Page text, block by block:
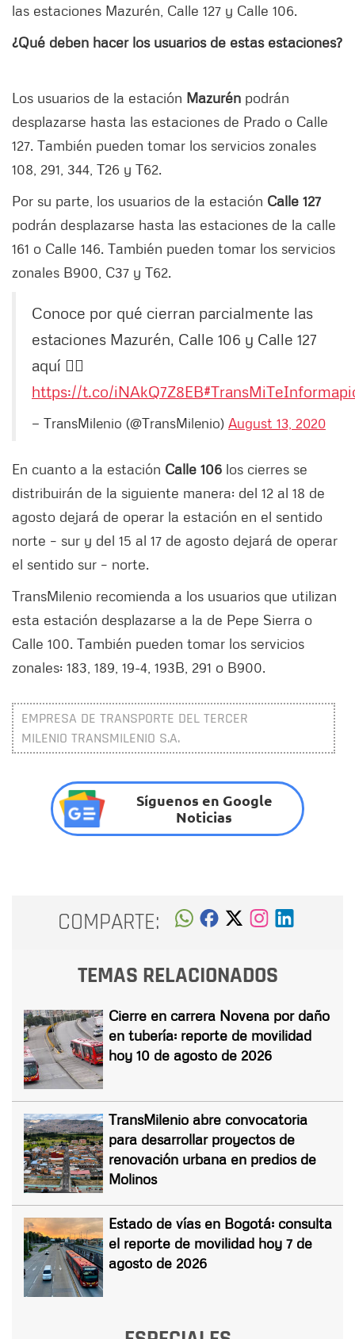
las estaciones Mazurén, Calle 127 y Calle 106.
¿Qué deben hacer los usuarios de estas estaciones?
Los usuarios de la estación Mazurén podrán
desplazarse hasta las estaciones de Prado o Calle
127. También pueden tomar los servicios zonales
108, 291, 344, T26 y T62.
Por su parte, los usuarios de la estación Calle 127
podrán desplazarse hasta las estaciones de la calle
161 o Calle 146. También pueden tomar los servicios
zonales B900, C37 y T62.
Conoce por qué cierran parcialmente las
estaciones Mazurén, Calle 106 y Calle 127
aquí 👉🏻
https://t.co/iNAkQ7Z8EB#TransMiTeInforma
— TransMilenio (@TransMilenio) August 13, 2020
En cuanto a la estación Calle 106 los cierres se
distribuirán de la siguiente manera: del 12 al 18 de
agosto dejará de operar la estación en el sentido
norte – sur y del 15 al 17 de agosto dejará de operar
el sentido sur – norte.
TransMilenio recomienda a los usuarios que utilizan
esta estación desplazarse a la de Pepe Sierra o
Calle 100. También pueden tomar los servicios
zonales: 183, 189, 19-4, 193B, 291 o B900.
EMPRESA DE TRANSPORTE DEL TERCER
MILENIO TRANSMILENIO S.A.
Síguenos en Google
Noticias
COMPARTE:
TEMAS RELACIONADOS
Cierre en carrera Novena por daño
en tubería: reporte de movilidad
hoy 10 de agosto de 2026
TransMilenio abre convocatoria
para desarrollar proyectos de
renovación urbana en predios de
Molinos
Estado de vías en Bogotá: consulta
el reporte de movilidad hoy 7 de
agosto de 2026